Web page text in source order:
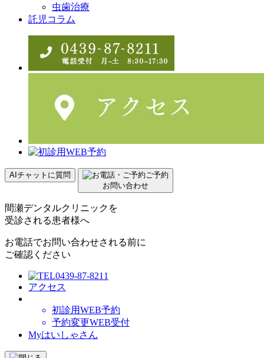
虫歯治療
託児コラム
AIチャットに質問
ご予約
お問い合わせ
間瀬デンタルクリニックを
受診される患者様へ
お電話でお問い合わせされる前に
ご確認ください
0439-87-8211
アクセス
初診用WEB予約
予約変更WEB受付
Myはいしゃさん